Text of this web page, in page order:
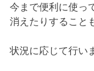
今まで便利に使っ
消えたりすること
状況に応じて行い